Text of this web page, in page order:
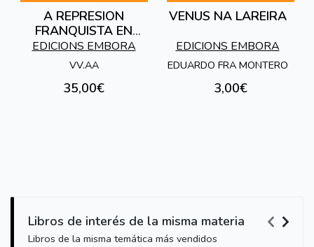
A REPRESION
FRANQUISTA EN
GALICIA
EDICIONS EMBORA
VV.AA
35,00€
VENUS NA LAREIRA
EDICIONS EMBORA
EDUARDO FRA MONTERO
3,00€
Libros de interés de la misma materia
Libros de la misma temática más vendidos